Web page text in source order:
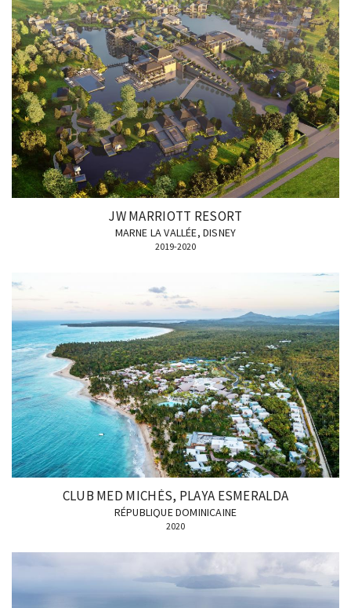
JW MARRIOTT RESORT
MARNE LA VALLÉE, DISNEY
2019-2020
CLUB MED MICHÈS, PLAYA ESMERALDA
RÉPUBLIQUE DOMINICAINE
2020